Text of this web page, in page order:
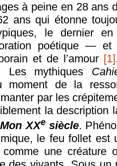
à peine en 28 ans
ans qui étonne
le dernier
poétique —
et de l’amour [1]
Les mythiques
moment de la
par les
la description
Mon XXesiècle.
le feu follet est
comme une créature